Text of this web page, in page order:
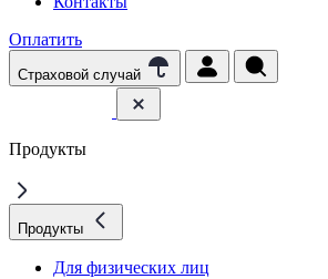
Оплатить
Страховой случай
Продукты
Продукты
Для физических лиц